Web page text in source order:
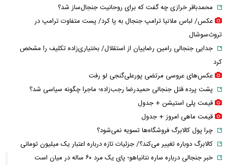
محمدباقر خرازی چه گفت که برای روحانیت جنجال‌ساز شد؟
عکس/ لباس ملانیا ترامپ جنجال به پا کرد/ پست متفاوت ترامپ در
تروث‌سوشال
جدایی جنجالی رامین رضاییان از استقلال/ بختیاری‌زاده تکلیف را مشخص
کرد
عکس‌های عروسی مرتضی پورعلی‌گنجی لو رفت
پشت پرده قتل جنجالی حمیدرضا رجب‌زاده؛ ماجرا چگونه سیاسی شد؟
قیمت پلی استیشن + جدول
قیمت ماهی امروز + جدول
چرا پول کالابرگ فروشگاه‌ها تسویه نمی‌شود؟
کالابرگ دوباره تغییر می‌کند؟/ جزئیات تازه درباره اعتبار یک میلیون تومانی
خبر جنجالی درباره ساره نتانیاهو؛ پای یک مرد ۶۰ ساله در میان است